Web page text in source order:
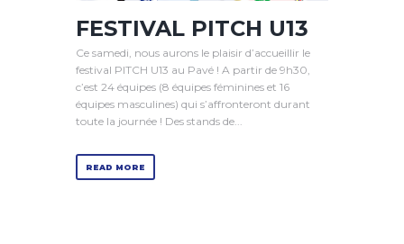
FESTIVAL PITCH U13
Ce samedi, nous aurons le plaisir d’accueillir le
festival PITCH U13 au Pavé ! A partir de 9h30,
c’est 24 équipes (8 équipes féminines et 16
équipes masculines) qui s’affronteront durant
toute la journée ! Des stands de...
READ MORE